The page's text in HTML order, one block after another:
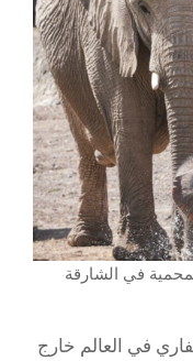
في الشارقة
في العالم خارج